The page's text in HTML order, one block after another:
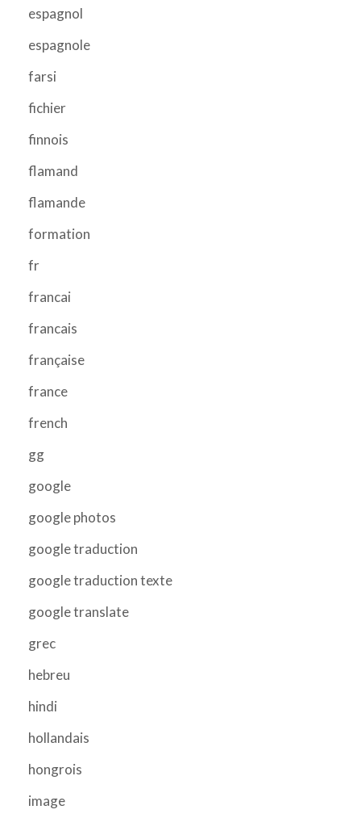
espagnol
espagnole
farsi
fichier
finnois
flamand
flamande
formation
fr
francai
francais
française
france
french
gg
google
google photos
google traduction
google traduction texte
google translate
grec
hebreu
hindi
hollandais
hongrois
image